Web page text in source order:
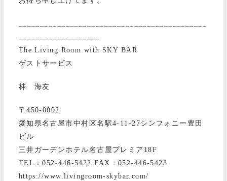
The Living Room with SKY BAR
ゲストサービス
林 海友
〒450-0002
愛知県名古屋市中村区名駅4-11-27シンフォニー豊田
ビル
三井ガーデンホテル名古屋プレミア18F
TEL：052-446-5422 FAX：052-446-5423
https://www.livingroom-skybar.com/